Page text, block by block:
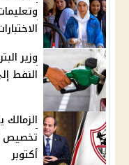
وزير
النفط إلى 100 دولار للبرميل
تخصيص
أكتوبر